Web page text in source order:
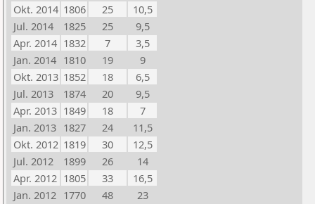
Okt. 2014 1806 25
10,5
Jul. 2014
1825 25
9,5
Apr. 2014 1832 7
3,5
Jan. 2014 1810 19
9
Okt. 2013 1852 18
6,5
Jul. 2013
1874 20
9,5
Apr. 2013 1849 18
7
Jan. 2013 1827 24
11,5
Okt. 2012 1819 30
12,5
Jul. 2012
1899 26
14
Apr. 2012 1805 33
16,5
Jan. 2012 1770 48
23